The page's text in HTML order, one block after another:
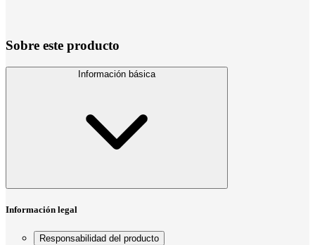
Sobre este producto
Información básica
Información legal
Responsabilidad del producto